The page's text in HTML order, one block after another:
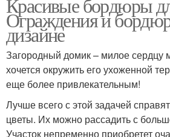
Красивые бордюры
Ограждения и
дизайне
Загородный домик – милое сердцу
хочется окружить его ухоженной
еще более привлекательным!
Лучше всего с этой задачей
цветы. Их можно рассадить с
Участок непременно приобретет